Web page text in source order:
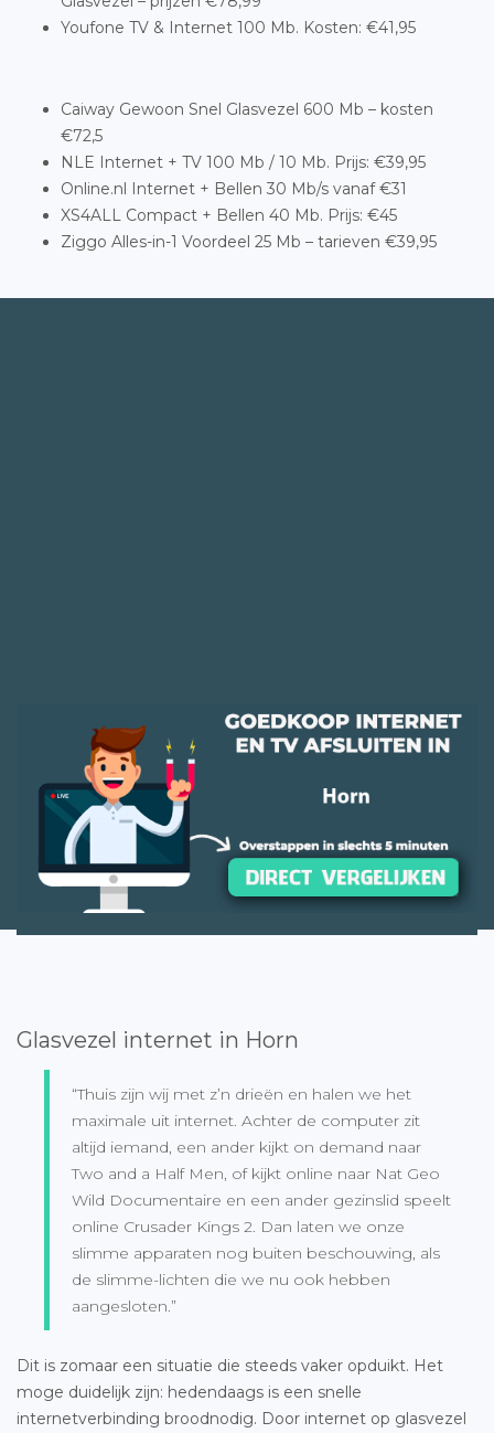
Youfone TV & Internet 100 Mb. Kosten: €41,95
Caiway Gewoon Snel Glasvezel 600 Mb – kosten
€72,5
NLE Internet + TV 100 Mb / 10 Mb. Prijs: €39,95
Online.nl Internet + Bellen 30 Mb/s vanaf €31
XS4ALL Compact + Bellen 40 Mb. Prijs: €45
Ziggo Alles-in-1 Voordeel 25 Mb – tarieven €39,95
Glasvezel internet in Horn
“Thuis zijn wij met z’n drieën en halen we het
maximale uit internet. Achter de computer zit
altijd iemand, een ander kijkt on demand naar
Two and a Half Men, of kijkt online naar Nat Geo
Wild Documentaire en een ander gezinslid speelt
online Crusader Kings 2. Dan laten we onze
slimme apparaten nog buiten beschouwing, als
de slimme-lichten die we nu ook hebben
aangesloten.”
Dit is zomaar een situatie die steeds vaker opduikt. Het
moge duidelijk zijn: hedendaags is een snelle
internetverbinding broodnodig. Door internet op glasvezel